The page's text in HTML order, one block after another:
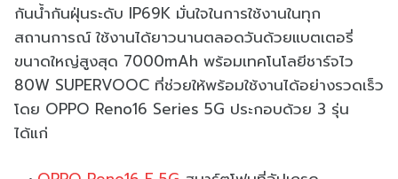
กันน้ำกันฝุ่นระดับ IP69K มั่นใจในการใช้งานในทุก
สถานการณ์ ใช้งานได้ยาวนานตลอดวันด้วยแบตเตอรี่
ขนาดใหญ่สูงสุด 7000mAh พร้อมเทคโนโลยีชาร์จไว
80W SUPERVOOC ที่ช่วยให้พร้อมใช้งานได้อย่างรวดเร็ว
โดย OPPO Reno16 Series 5G ประกอบด้วย 3 รุ่น
ได้แก่